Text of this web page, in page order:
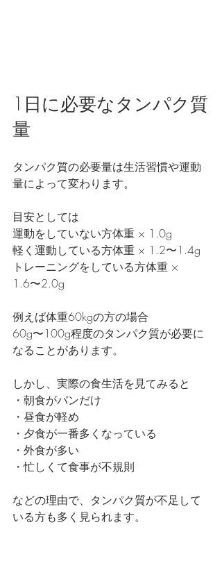
1日に必要なタンパク質
量
タンパク質の必要量は生活習慣や運動
量によって変わります。
目安としては
運動をしていない方体重 × 1.0g
軽く運動している方体重 × 1.2〜1.4g
トレーニングをしている方体重 ×
1.6〜2.0g
例えば体重60kgの方の場合
60g〜100g程度のタンパク質が必要に
なることがあります。
しかし、実際の食生活を見てみると
・朝食がパンだけ
・昼食が軽め
・夕食が一番多くなっている
・外食が多い
・忙しくて食事が不規則
などの理由で、タンパク質が不足して
いる方も多く見られます。